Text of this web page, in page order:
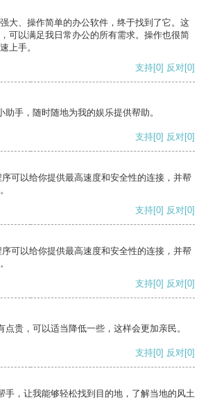
大、操作简单的办公软件，终于找到了它。这
可以满足我日常办公的所有需求。操作也很简
上手。
支持[0] 反对[0]
助手，随时随地为我的娱乐提供帮助。
支持[0] 反对[0]
可以给你提供最高速度和安全性的连接，并帮
支持[0] 反对[0]
可以给你提供最高速度和安全性的连接，并帮
支持[0] 反对[0]
点贵，可以适当降低一些，这样会更加亲民。
支持[0] 反对[0]
手，让我能够轻松找到目的地，了解当地的风土